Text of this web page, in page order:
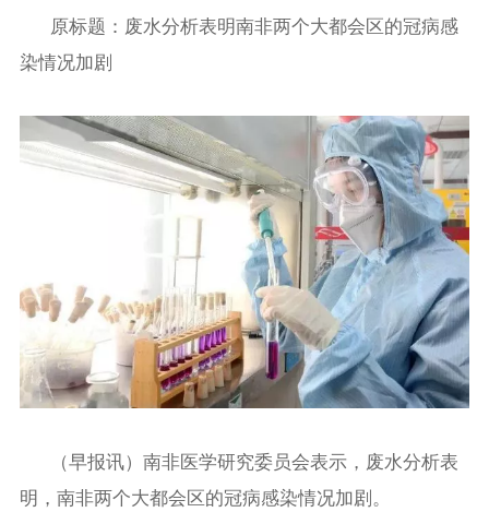
原标题：废水分析表明南非两个大都会区的冠病感
染情况加剧
（早报讯）南非医学研究委员会表示，废水分析表
明，南非两个大都会区的冠病感染情况加剧。